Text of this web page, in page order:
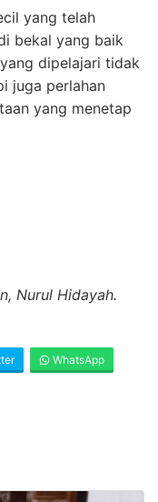
yang telah
bekal yang baik
dipelajari tidak
juga perlahan
yang menetap
Nurul Hidayah.
WhatsApp